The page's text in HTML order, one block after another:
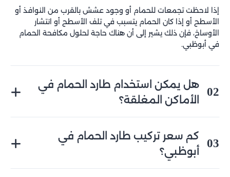
إذا لاحظت تجمعات للحمام أو وجود عشش بالقرب من النوافذ أو
الأسطح أو إذا كان الحمام يتسبب في تلف الأسطح أو انتشار
الأوساخ، فإن ذلك يشير إلى أن هناك حاجة لحلول مكافحة الحمام
في أبوظبي.
02
هل يمكن استخدام طارد الحمام في
الأماكن المغلقة؟
المكاتب أو المستودعات. لدينا حلول متكاملة تشمل جهاز طارد
الحمام ساكو وشبك طارد الحمام التي تعمل بكفاءة في الأماكن
المغلقة لضمان حماية من الحمام على مدار الوقت.
03
كم سعر تركيب طارد الحمام في
أبوظبي؟